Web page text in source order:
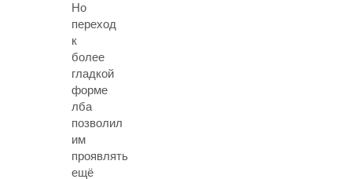
Но
переход
к
более
гладкой
форме
лба
позволил
им
проявлять
ещё